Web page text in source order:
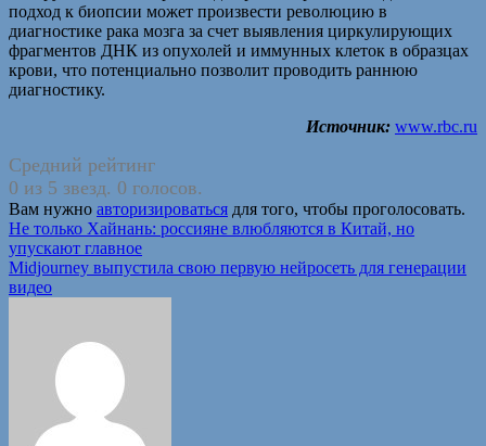
подход к биопсии может произвести революцию в
диагностике рака мозга за счет выявления циркулирующих
фрагментов ДНК из опухолей и иммунных клеток в образцах
крови, что потенциально позволит проводить раннюю
диагностику.
Источник: www.rbc.ru
Средний рейтинг
0 из 5 звезд. 0 голосов.
Вам нужно авторизироваться для того, чтобы проголосовать.
Навигация
по
записям
Не только Хайнань: россияне влюбляются в Китай, но
упускают главное
Midjourney выпус­тила свою первую нейросеть для гене­рации
видео